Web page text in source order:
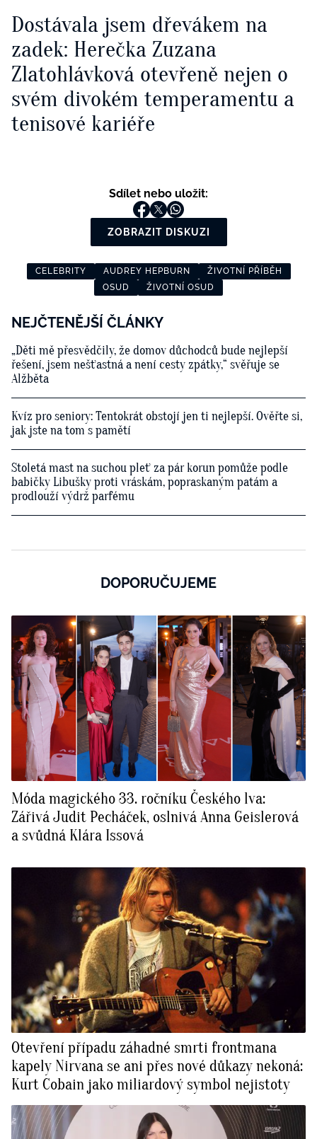
Dostávala jsem dřevákem na
zadek: Herečka Zuzana
Zlatohlávková otevřeně nejen o
svém divokém temperamentu a
tenisové kariéře
Sdílet nebo uložit:
ZOBRAZIT DISKUZI
CELEBRITY AUDREY HEPBURN
ŽIVOTNÍ PŘÍBĚH
OSUD
ŽIVOTNÍ OSUD
NEJČTENĚJŠÍ ČLÁNKY
„Děti mě přesvědčily, že domov důchodců bude nejlepší
řešení, jsem nešťastná a není cesty zpátky,“ svěřuje se
Alžběta
Kvíz pro seniory: Tentokrát obstojí jen ti nejlepší. Ověřte si,
jak jste na tom s pamětí
Stoletá mast na suchou pleť za pár korun pomůže podle
babičky Libušky proti vráskám, popraskaným patám a
prodlouží výdrž parfému
DOPORUČUJEME
Móda magického 33. ročníku Českého lva:
Zářivá Judit Pecháček, oslnivá Anna Geislerová
a svůdná Klára Issová
Otevření případu záhadné smrti frontmana
kapely Nirvana se ani přes nové důkazy nekoná:
Kurt Cobain jako miliardový symbol nejistoty